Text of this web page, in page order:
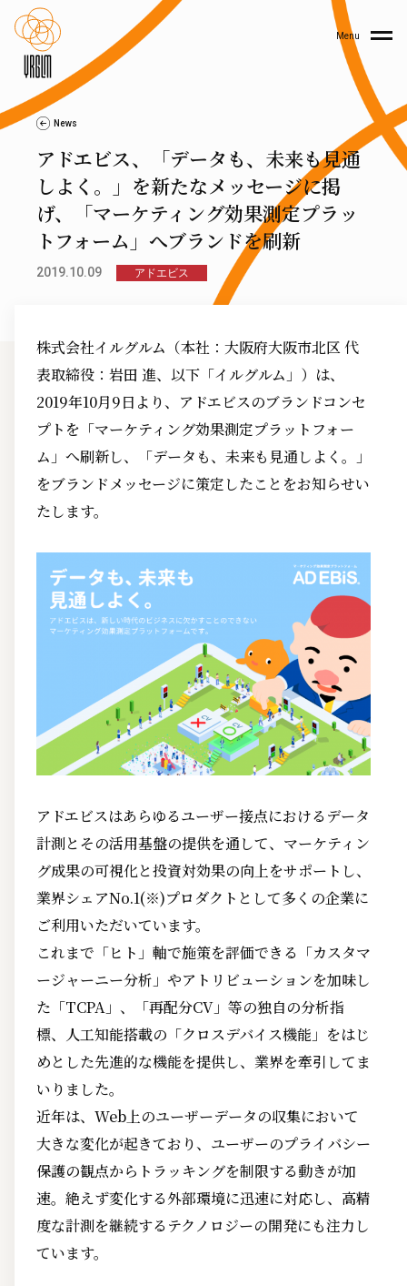
Menu
News
アドエビス、「データも、未来も見通
しよく。」を新たなメッセージに掲
げ、「マーケティング効果測定プラッ
トフォーム」へブランドを刷新
2019.10.09 アドエビス
株式会社イルグルム（本社：大阪府大阪市北区 代
表取締役：岩田 進、以下「イルグルム」）は、
2019年10月9日より、アドエビスのブランドコンセ
プトを「マーケティング効果測定プラットフォー
ム」へ刷新し、「データも、未来も見通しよく。」
をブランドメッセージに策定したことをお知らせい
たします。
アドエビスはあらゆるユーザー接点におけるデータ
計測とその活用基盤の提供を通して、マーケティン
グ成果の可視化と投資対効果の向上をサポートし、
業界シェアNo.1(※)プロダクトとして多くの企業に
ご利用いただいています。
これまで「ヒト」軸で施策を評価できる「カスタマ
ージャーニー分析」やアトリビューションを加味し
た「TCPA」、「再配分CV」等の独自の分析指
標、人工知能搭載の「クロスデバイス機能」をはじ
めとした先進的な機能を提供し、業界を牽引してま
いりました。
近年は、Web上のユーザーデータの収集において
大きな変化が起きており、ユーザーのプライバシー
保護の観点からトラッキングを制限する動きが加
速。絶えず変化する外部環境に迅速に対応し、高精
度な計測を継続するテクノロジーの開発にも注力し
ています。